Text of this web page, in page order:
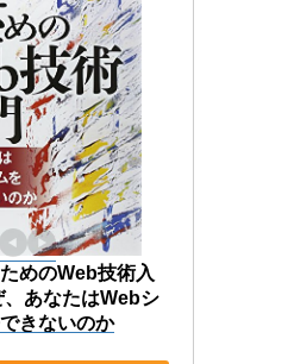
めのWeb技術入
あなたはWebシ
きないのか